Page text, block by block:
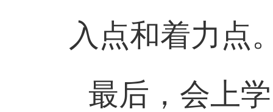
入点和着力点
最后，会上